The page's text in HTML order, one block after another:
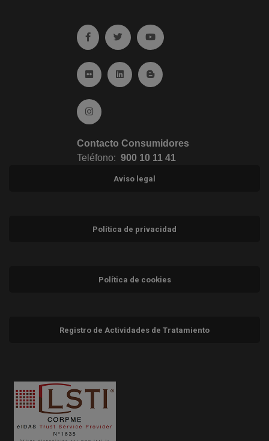
Ir a facebook (abre en ventana nueva)
Ir a twitter (abre en ventana nueva)
Ir a YouTube (abre en
Ir a Flickr (abre en ventana nueva)
Ir a Linkedin (abre en ventana nueva)
Ir al Blog (abre en ventana
Ir a Instagram (abre en ventana nueva)
Contacto Consumidores
Teléfono: 900 10 11 41
Aviso legal
Política de privacidad
Política de cookies
Registro de Actividades de Tratamiento